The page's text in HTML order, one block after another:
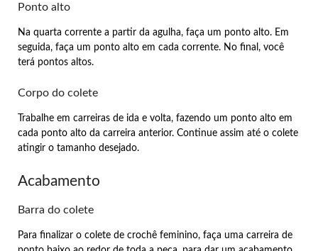
Ponto alto
Na quarta corrente a partir da agulha, faça um ponto alto. Em
seguida, faça um ponto alto em cada corrente. No final, você
terá pontos altos.
Corpo do colete
Trabalhe em carreiras de ida e volta, fazendo um ponto alto em
cada ponto alto da carreira anterior. Continue assim até o colete
atingir o tamanho desejado.
Acabamento
Barra do colete
Para finalizar o colete de crochê feminino, faça uma carreira de